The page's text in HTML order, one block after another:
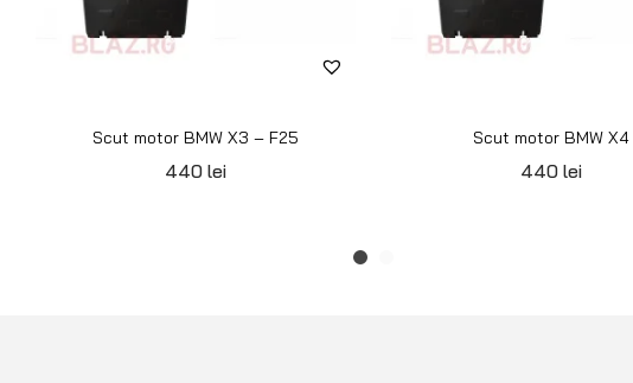
Scut motor BMW X3 – F25
440 lei
Scut motor BMW X4
440 lei